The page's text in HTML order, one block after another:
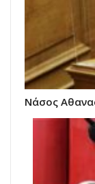
Νάσος